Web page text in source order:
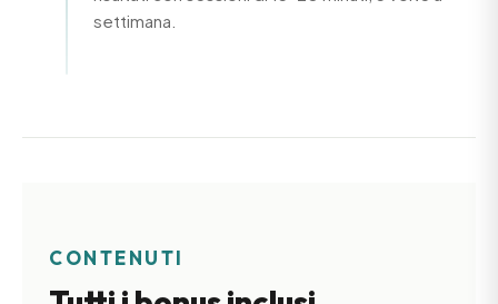
settimana.
CONTENUTI